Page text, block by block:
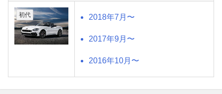
初代 2018年7月〜
2017年9月〜
2016年10月〜